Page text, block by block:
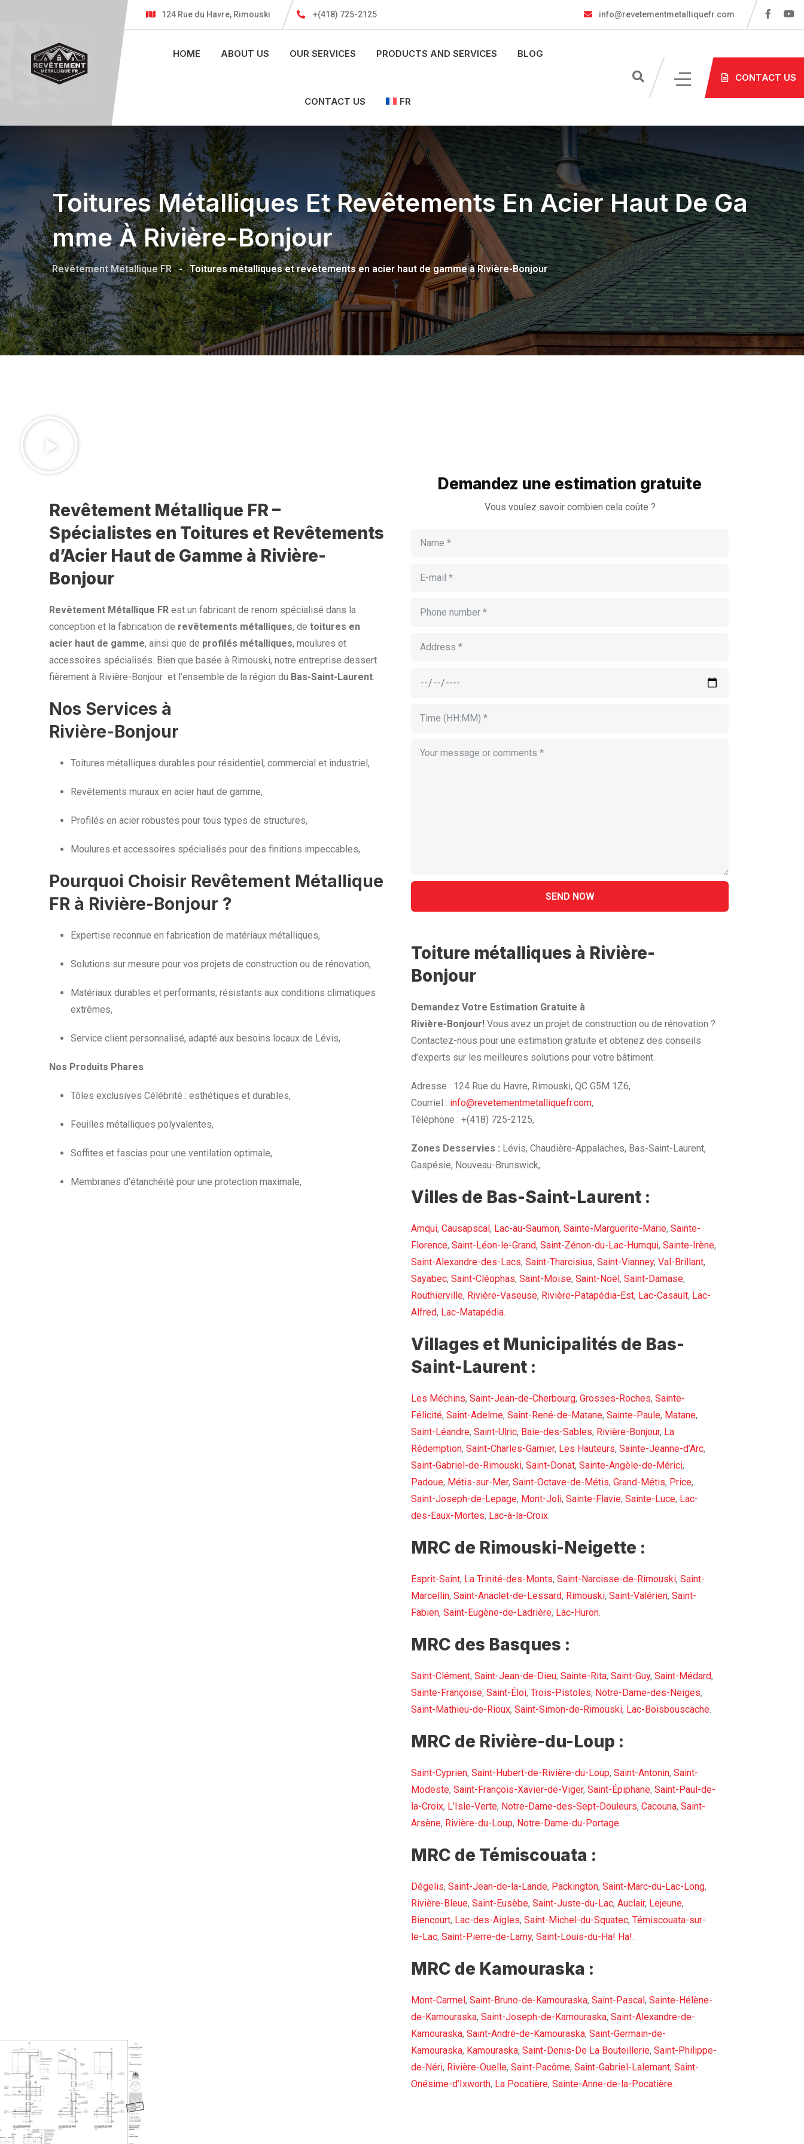
124 Rue du Havre, Rimouski +(418) 725-2125 info@revetementmetalliquefr.com
HOME ABOUT US OUR SERVICES PRODUCTS AND SERVICES BLOG
CONTACT US FR
CONTACT US
Toitures Métalliques Et Revêtements En Acier Haut De Ga
Mme À Rivière-Bonjour
Revêtement Métallique FR - Toitures métalliques et revêtements en acier haut de gamme à Rivière-Bonjour
Revêtement Métallique FR –
Spécialistes en Toitures et Revêtements
d’Acier Haut de Gamme à Rivière-
Bonjour
Revêtement Métallique FR est un fabricant de renom spécialisé dans la
conception et la fabrication de revêtements métalliques, de toitures en
acier haut de gamme, ainsi que de profilés métalliques, moulures et
accessoires spécialisés. Bien que basée à Rimouski, notre entreprise dessert
fièrement à Rivière-Bonjour et l’ensemble de la région du Bas-Saint-Laurent.
Nos Services à
Rivière-Bonjour
Toitures métalliques durables pour résidentiel, commercial et industriel,
Revêtements muraux en acier haut de gamme,
Profilés en acier robustes pour tous types de structures,
Moulures et accessoires spécialisés pour des finitions impeccables,
Pourquoi Choisir Revêtement Métallique
FR à Rivière-Bonjour ?
Expertise reconnue en fabrication de matériaux métalliques,
Solutions sur mesure pour vos projets de construction ou de rénovation,
Matériaux durables et performants, résistants aux conditions climatiques
extrêmes,
Service client personnalisé, adapté aux besoins locaux de Lévis,
Nos Produits Phares
Tôles exclusives Célébrité : esthétiques et durables,
Feuilles métalliques polyvalentes,
Soffites et fascias pour une ventilation optimale,
Membranes d’étanchéité pour une protection maximale,
Demandez une estimation gratuite
Vous voulez savoir combien cela coûte ?
Toiture métalliques à Rivière-
Bonjour
Demandez Votre Estimation Gratuite à
Rivière-Bonjour! Vous avez un projet de construction ou de rénovation ?
Contactez-nous pour une estimation gratuite et obtenez des conseils
d’experts sur les meilleures solutions pour votre bâtiment.
Adresse : 124 Rue du Havre, Rimouski, QC G5M 1Z6,
Courriel : info@revetementmetalliquefr.com,
Téléphone : +(418) 725-2125,
Zones Desservies : Lévis, Chaudière-Appalaches, Bas-Saint-Laurent,
Gaspésie, Nouveau-Brunswick,
Villes de Bas-Saint-Laurent :
Amqui, Causapscal , Lac-au-Saumon, Sainte-Marguerite-Marie, Sainte-
Florence, Saint-Léon-le-Grand, Saint-Zénon-du-Lac-Humqui, Sainte-Irène,
Saint-Alexandre-des-Lacs, Saint-Tharcisius, Saint-Vianney, Val-Brillant,
Sayabec, Saint-Cléophas, Saint-Moïse, Saint-Noël , Saint-Damase,
Routhierville, Rivière-Vaseuse, Rivière-Patapédia-Est, Lac-Casault, Lac-
Alfred, Lac-Matapédia.
Villages et Municipalités de Bas-
Saint-Laurent :
Les Méchins, Saint-Jean-de-Cherbourg, Grosses-Roches, Sainte-
Félicité, Saint-Adelme, Saint-René-de-Matane, Sainte-Paule, Matane,
Saint-Léandre, Saint-Ulric, Baie-des-Sables, Rivière-Bonjour, La
Rédemption, Saint-Charles-Garnier, Les Hauteurs, Sainte-Jeanne-d’Arc,
Saint-Gabriel-de-Rimouski, Saint-Donat, Sainte-Angèle-de-Mérici,
Padoue, Métis-sur-Mer, Saint-Octave-de-Métis, Grand-Métis, Price,
Saint-Joseph-de-Lepage, Mont-Joli, Sainte-Flavie, Sainte-Luce, Lac-
des-Eaux-Mortes, Lac-à-la-Croix.
MRC de Rimouski-Neigette :
Esprit-Saint, La Trinité-des-Monts, Saint-Narcisse-de-Rimouski, Saint-
Marcellin, Saint-Anaclet-de-Lessard, Rimouski, Saint-Valérien, Saint-
Fabien, Saint-Eugène-de-Ladrière, Lac-Huron.
MRC des Basques :
Saint-Clément, Saint-Jean-de-Dieu, Sainte-Rita, Saint-Guy, Saint-Médard,
Sainte-Françoise, Saint-Éloi, Trois-Pistoles, Notre-Dame-des-Neiges,
Saint-Mathieu-de-Rioux, Saint-Simon-de-Rimouski, Lac-Boisbouscache.
MRC de Rivière-du-Loup :
Saint-Cyprien, Saint-Hubert-de-Rivière-du-Loup, Saint-Antonin, Saint-
Modeste, Saint-François-Xavier-de-Viger, Saint-Épiphane, Saint-Paul-de-
la-Croix, L’Isle-Verte, Notre-Dame-des-Sept-Douleurs, Cacouna, Saint-
Arsène, Rivière-du-Loup, Notre-Dame-du-Portage.
MRC de Témiscouata :
Dégelis, Saint-Jean-de-la-Lande, Packington, Saint-Marc-du-Lac-Long,
Rivière-Bleue, Saint-Eusèbe, Saint-Juste-du-Lac, Auclair, Lejeune,
Biencourt, Lac-des-Aigles, Saint-Michel-du-Squatec, Témiscouata-sur-
le-Lac, Saint-Pierre-de-Lamy, Saint-Louis-du-Ha! Ha!.
MRC de Kamouraska :
Mont-Carmel , Saint-Bruno-de-Kamouraska, Saint-Pascal , Sainte-Hélène-
de-Kamouraska, Saint-Joseph-de-Kamouraska, Saint-Alexandre-de-
Kamouraska, Saint-André-de-Kamouraska, Saint-Germain-de-
Kamouraska, Kamouraska, Saint-Denis-De La Bouteillerie, Saint-Philippe-
de-Néri, Rivière-Ouelle, Saint-Pacôme, Saint-Gabriel-Lalemant, Saint-
Onésime-d’Ixworth, La Pocatière, Sainte-Anne-de-la-Pocatière.